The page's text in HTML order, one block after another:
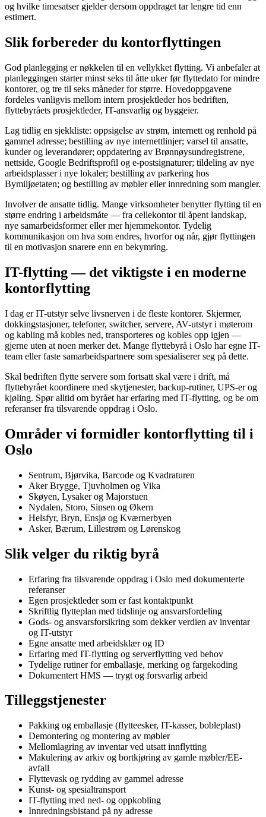
og hvilke timesatser gjelder dersom oppdraget tar lengre tid enn
estimert.
Slik forbereder du kontorflyttingen
God planlegging er nøkkelen til en vellykket flytting. Vi anbefaler at
planleggingen starter minst seks til åtte uker før flyttedato for mindre
kontorer, og tre til seks måneder for større. Hovedoppgavene
fordeles vanligvis mellom intern prosjektleder hos bedriften,
flyttebyråets prosjektleder, IT-ansvarlig og byggeier.
Lag tidlig en sjekkliste: oppsigelse av strøm, internett og renhold på
gammel adresse; bestilling av nye internettlinjer; varsel til ansatte,
kunder og leverandører; oppdatering av Brønnøysundregistrene,
nettside, Google Bedriftsprofil og e-postsignaturer; tildeling av nye
arbeidsplasser i nye lokaler; bestilling av parkering hos
Bymiljøetaten; og bestilling av møbler eller innredning som mangler.
Involver de ansatte tidlig. Mange virksomheter benytter flytting til en
større endring i arbeidsmåte — fra cellekontor til åpent landskap,
nye samarbeidsformer eller mer hjemmekontor. Tydelig
kommunikasjon om hva som endres, hvorfor og når, gjør flyttingen
til en motivasjon snarere enn en bekymring.
IT-flytting — det viktigste i en moderne
kontorflytting
I dag er IT-utstyr selve livsnerven i de fleste kontorer. Skjermer,
dokkingstasjoner, telefoner, switcher, servere, AV-utstyr i møterom
og kabling må kobles ned, transporteres og kobles opp igjen —
gjerne uten at noen merker det. Mange flyttebyrå i Oslo har egne IT-
team eller faste samarbeidspartnere som spesialiserer seg på dette.
Skal bedriften flytte servere som fortsatt skal være i drift, må
flyttebyrået koordinere med skytjenester, backup-rutiner, UPS-er og
kjøling. Spør alltid om byrået har erfaring med IT-flytting, og be om
referanser fra tilsvarende oppdrag i Oslo.
Områder vi formidler kontorflytting til i
Oslo
Sentrum, Bjørvika, Barcode og Kvadraturen
Aker Brygge, Tjuvholmen og Vika
Skøyen, Lysaker og Majorstuen
Nydalen, Storo, Sinsen og Økern
Helsfyr, Bryn, Ensjø og Kværnerbyen
Asker, Bærum, Lillestrøm og Lørenskog
Slik velger du riktig byrå
Erfaring fra tilsvarende oppdrag i Oslo med dokumenterte
referanser
Egen prosjektleder som er fast kontaktpunkt
Skriftlig flytteplan med tidslinje og ansvarsfordeling
Gods- og ansvarsforsikring som dekker verdien av inventar
og IT-utstyr
Egne ansatte med arbeidsklær og ID
Erfaring med IT-flytting og serverflytting ved behov
Tydelige rutiner for emballasje, merking og fargekoding
Dokumentert HMS — trygt og forsvarlig arbeid
Tilleggstjenester
Pakking og emballasje (flytteesker, IT-kasser, bobleplast)
Demontering og montering av møbler
Mellomlagring av inventar ved utsatt innflytting
Makulering av arkiv og bortkjøring av gamle møbler/EE-
avfall
Flyttevask og rydding av gammel adresse
Kunst- og spesialtransport
IT-flytting med ned- og oppkobling
Innredningsbistand på ny adresse